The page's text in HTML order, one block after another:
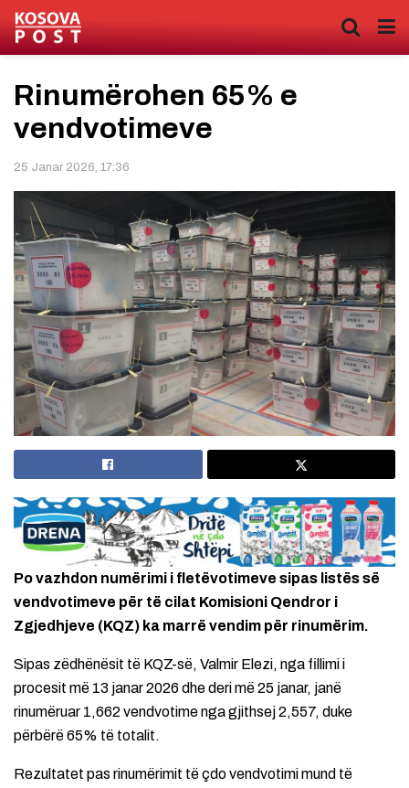
Rinumërohen 65% e
vendvotimeve
25 Janar 2026, 17:36
Po vazhdon numërimi i fletëvotimeve sipas listës së
vendvotimeve për të cilat Komisioni Qendror i
Zgjedhjeve (KQZ) ka marrë vendim për rinumërim.
Sipas zëdhënësit të KQZ-së, Valmir Elezi, nga fillimi i
procesit më 13 janar 2026 dhe deri më 25 janar, janë
rinumëruar 1,662 vendvotime nga gjithsej 2,557, duke
përbërë 65% të totalit.
Rezultatet pas rinumërimit të çdo vendvotimi mund të